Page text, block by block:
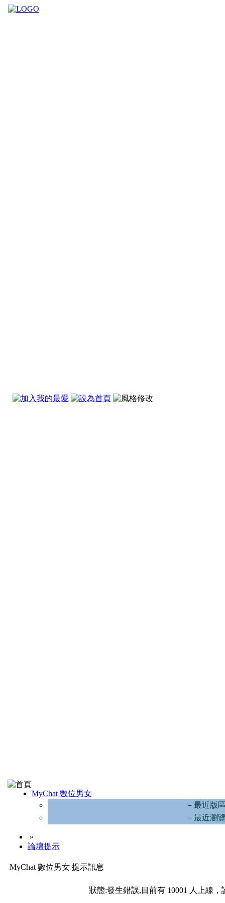
MyChat 數位男女
－最近版
－最近瀏
»
論壇提示
MyChat 數位男女 提示訊息
狀態:發生錯誤,目前有 10001 人上線